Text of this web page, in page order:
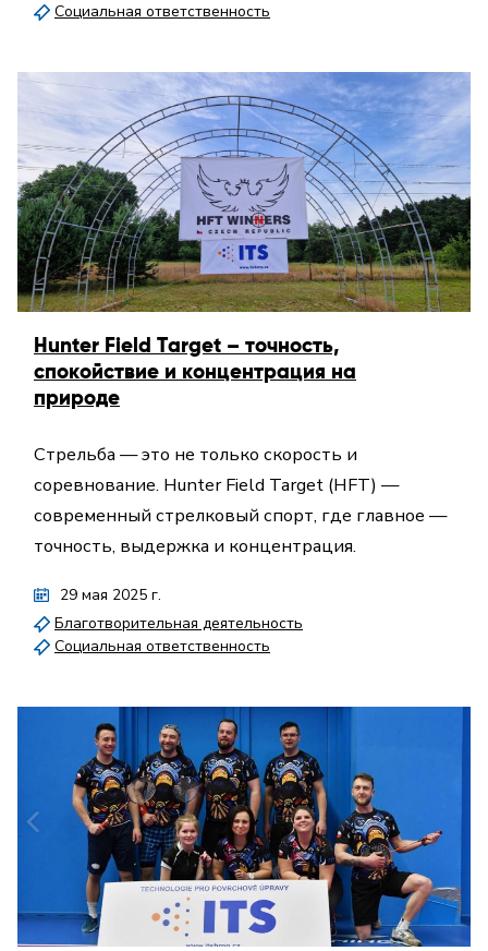
Социальная ответственность
Hunter Field Target – точность,
спокойствие и концентрация на
природе
Стрельба — это не только скорость и
соревнование. Hunter Field Target (HFT) —
современный стрелковый спорт, где главное —
точность, выдержка и концентрация.
29 мая 2025 г.
Благотворительная деятельность
Социальная ответственность